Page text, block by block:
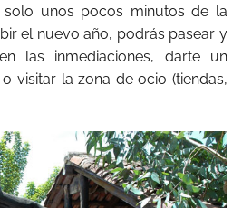
unos pocos minutos de la
el nuevo año, podrás pasear y
las inmediaciones, darte un
visitar la zona de ocio (tiendas,